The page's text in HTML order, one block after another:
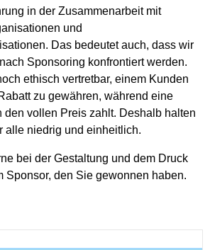
in der Zusammenarbeit mit
und
Das bedeutet auch, dass wir
Sponsoring konfrontiert werden.
ethisch vertretbar, einem Kunden
zu gewähren, während eine
den vollen Preis zahlt. Deshalb halten
alle niedrig und einheitlich.
bei der Gestaltung und dem Druck
Sponsor, den Sie gewonnen haben.